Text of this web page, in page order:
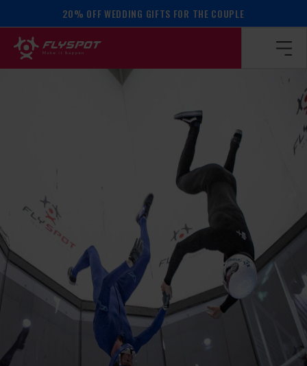
20% OFF WEDDING GIFTS FOR THE COUPLE
/ Calendar of events / SCRAMBLE VFS 20.10!